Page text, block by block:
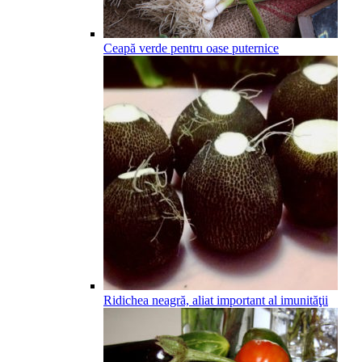
Ceapă verde pentru oase puternice
Ridichea neagră, aliat important al imunităţii